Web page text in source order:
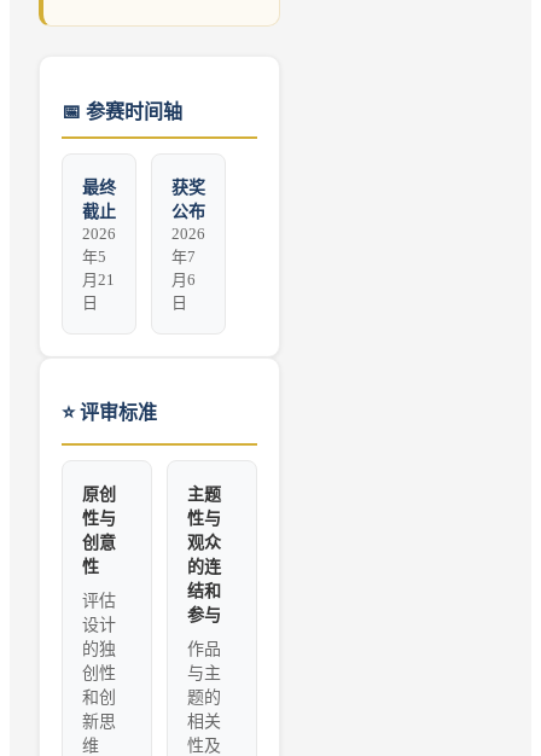
📅 参赛时间轴
最终
截止
2026
年5
月21
日
获奖
公布
2026
年7
月6
日
⭐ 评审标准
原创
性与
创意
性
评估
设计
的独
创性
和创
新思
维
主题
性与
观众
的连
结和
参与
作品
与主
题的
相关
性及